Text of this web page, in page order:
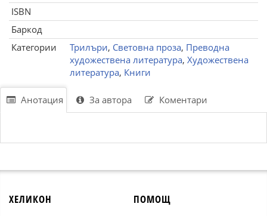
ISBN
Баркод
Категории
Трилъри, Световна проза, Преводна
художествена литература, Художествена
литература, Книги
Анотация За автора Коментари
ХЕЛИКОН ПОМОЩ